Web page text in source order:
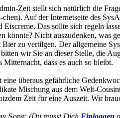
Zeit stellt sich natürlich die
Auf der Internetseite des
Das sollte sich regeln
könnte? Nicht auszudenken, was
zu vertilgen. Der allgemeine
wir Sie an dieser Stelle, die
dass es auch so bleibt.
überaus gefährliche
Mischung aus dem Welt-
Zeit für eine Auszeit. Wir
Song: (Du musst Dich Einloggen